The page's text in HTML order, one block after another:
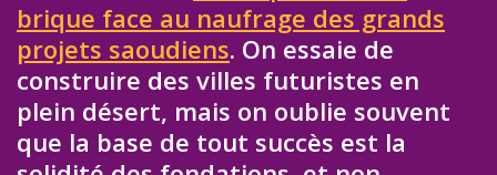
brique face au naufrage des grands
projets saoudiens. On essaie de
construire des villes futuristes en
plein désert, mais on oublie souvent
que la base de tout succès est la